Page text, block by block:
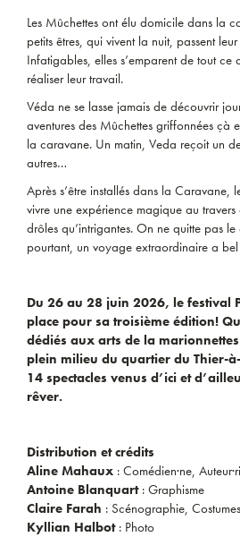
Les Mûchettes ont élu domicile dans la
petits êtres, qui vivent la nuit, passent
Infatigables, elles s’emparent de tout ce
réaliser leur travail.
Véda ne se lasse jamais de découvrir
aventures des Mûchettes griffonnées çà
la caravane. Un matin, Veda reçoit un
autres…
Après s’être installés dans la Caravane,
vivre une expérience magique au travers
drôles qu’intrigantes. On ne quitte pas
pourtant, un voyage extraordinaire a
Du 26 au 28 juin 2026, le festival
place pour sa troisième édition!
dédiés aux arts de la
plein milieu du quartier du Thier-
14 spectacles venus d’ici et
rêver.
Distribution et crédits
Aline Mahaux : Comédien·ne,
Antoine Blanquart: Graphisme
Claire Farah : Scénographie,
Kyllian Halbot: Photo